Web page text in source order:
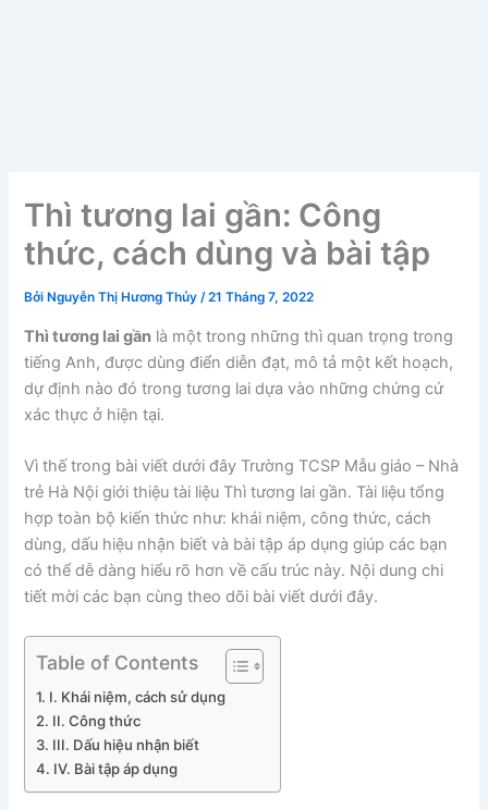
Thì tương lai gần: Công
thức, cách dùng và bài tập
Bởi Nguyễn Thị Hương Thủy/21 Tháng 7, 2022
Thì tương lai gần là một trong những thì quan trọng trong
tiếng Anh, được dùng điển diễn đạt, mô tả một kết hoạch,
dự định nào đó trong tương lai dựa vào những chứng cứ
xác thực ở hiện tại.
Vì thế trong bài viết dưới đây Trường TCSP Mẫu giáo – Nhà
trẻ Hà Nội giới thiệu tài liệu Thì tương lai gần. Tài liệu tổng
hợp toàn bộ kiến thức như: khái niệm, công thức, cách
dùng, dấu hiệu nhận biết và bài tập áp dụng giúp các bạn
có thể dễ dàng hiểu rõ hơn về cấu trúc này. Nội dung chi
tiết mời các bạn cùng theo dõi bài viết dưới đây.
Table of Contents
I. Khái niệm, cách sử dụng
II. Công thức
III. Dấu hiệu nhận biết
IV. Bài tập áp dụng